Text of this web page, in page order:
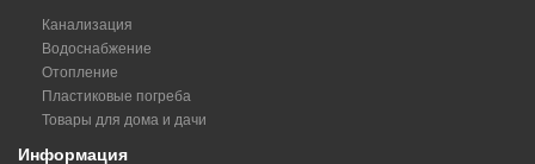
Канализация
Водоснабжение
Отопление
Пластиковые погреба
Товары для дома и дачи
Информация